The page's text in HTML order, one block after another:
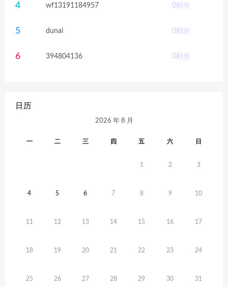
4 wf13191184957 0积分
5 dunai 0积分
6 394804136 0积分
日历
2026 年 8 月
一 二 三 四 五 六 日
1 2 3
4 5 6 7 8 9 10
11 12 13 14 15 16 17
18 19 20 21 22 23 24
25 26 27 28 29 30 31